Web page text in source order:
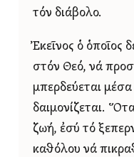
τόν διάβολο.
Ἐκεῖνος ὁ ὁποῖος
στόν Θεό, νά
μπερδεύεται
δαιμονίζεται.
ζωή, ἐσύ τό
καθόλου νά